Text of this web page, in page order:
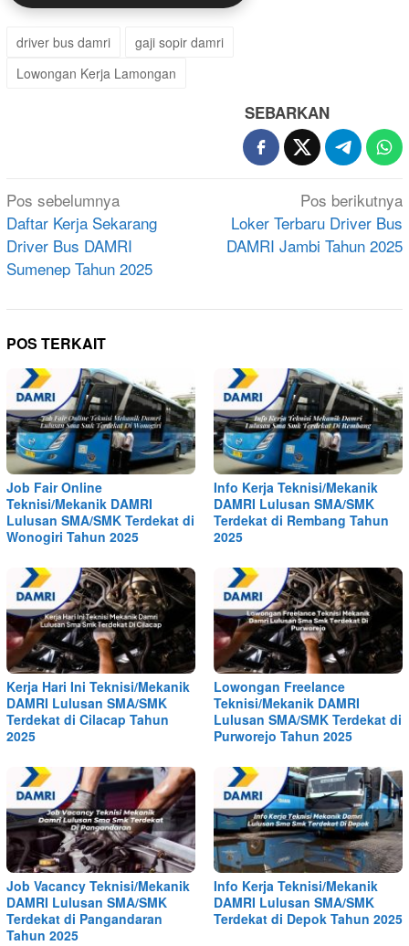
driver bus damri
gaji sopir damri
Lowongan Kerja Lamongan
SEBARKAN
Navigasi
pos
Pos sebelumnya
Daftar Kerja Sekarang
Driver Bus DAMRI
Sumenep Tahun 2025
Pos berikutnya
Loker Terbaru Driver Bus
DAMRI Jambi Tahun 2025
POS TERKAIT
Job Fair Online
Teknisi/Mekanik DAMRI
Lulusan SMA/SMK Terdekat di
Wonogiri Tahun 2025
Info Kerja Teknisi/Mekanik
DAMRI Lulusan SMA/SMK
Terdekat di Rembang Tahun
2025
Kerja Hari Ini Teknisi/Mekanik
DAMRI Lulusan SMA/SMK
Terdekat di Cilacap Tahun
2025
Lowongan Freelance
Teknisi/Mekanik DAMRI
Lulusan SMA/SMK Terdekat di
Purworejo Tahun 2025
Job Vacancy Teknisi/Mekanik
DAMRI Lulusan SMA/SMK
Terdekat di Pangandaran
Tahun 2025
Info Kerja Teknisi/Mekanik
DAMRI Lulusan SMA/SMK
Terdekat di Depok Tahun 2025